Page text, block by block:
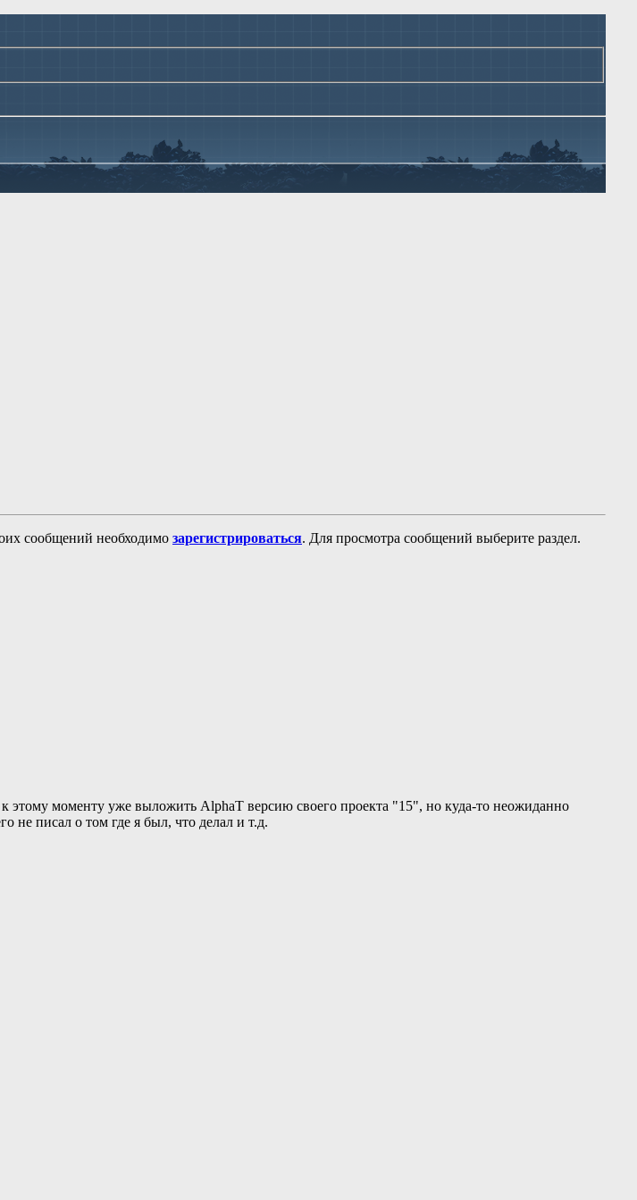
сообщений необходимо зарегистрироваться. Для просмотра сообщений выберите раздел.
этому моменту уже выложить AlphaT версию своего проекта "15", но куда-то неожиданно
не писал о том где я был, что делал и т.д.